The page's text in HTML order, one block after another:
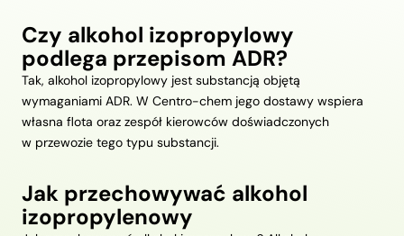
Czy alkohol izopropylowy
podlega przepisom ADR?
Tak, alkohol izopropylowy jest substancją objętą
wymaganiami ADR. W Centro-chem jego dostawy wspiera
własna flota oraz zespół kierowców doświadczonych
w przewozie tego typu substancji.
Jak przechowywać alkohol
izopropylenowy